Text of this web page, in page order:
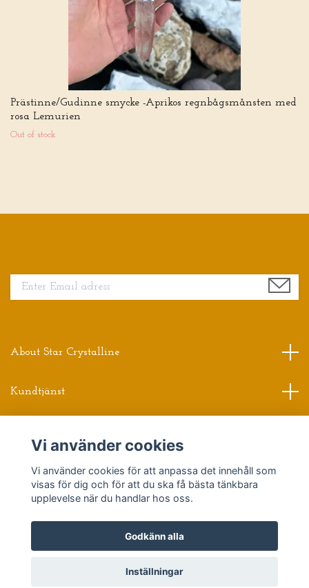
Prästinne/Gudinne smycke -Aprikos regnbågsmånsten med
rosa Lemurien
Out of stock
About Star Crystalline
Kundtjänst
Sociala medier
© 2026 Star Crystalline Powered by Quickbutik
Vi använder cookies
Vi använder cookies för att anpassa det innehåll som
visas för dig och för att du ska få bästa tänkbara
upplevelse när du handlar hos oss.
Godkänn alla
Inställningar